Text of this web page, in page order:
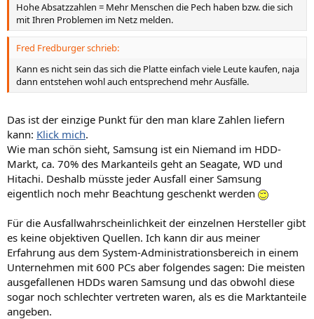
Hohe Absatzzahlen = Mehr Menschen die Pech haben bzw. die sich
mit Ihren Problemen im Netz melden.
Fred Fredburger schrieb:
Kann es nicht sein das sich die Platte einfach viele Leute kaufen, naja
dann entstehen wohl auch entsprechend mehr Ausfälle.
Das ist der einzige Punkt für den man klare Zahlen liefern
kann: Klick mich.
Wie man schön sieht, Samsung ist ein Niemand im HDD-
Markt, ca. 70% des Markanteils geht an Seagate, WD und
Hitachi. Deshalb müsste jeder Ausfall einer Samsung
eigentlich noch mehr Beachtung geschenkt werden
Für die Ausfallwahrscheinlichkeit der einzelnen Hersteller gibt
es keine objektiven Quellen. Ich kann dir aus meiner
Erfahrung aus dem System-Administrationsbereich in einem
Unternehmen mit 600 PCs aber folgendes sagen: Die meisten
ausgefallenen HDDs waren Samsung und das obwohl diese
sogar noch schlechter vertreten waren, als es die Marktanteile
angeben.